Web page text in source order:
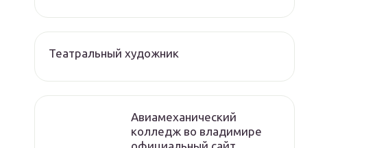
Театральный художник
Авиамеханический
колледж во владимире